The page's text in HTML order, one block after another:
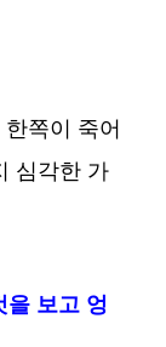
쪽이 죽어
심각한 가
보고 엉